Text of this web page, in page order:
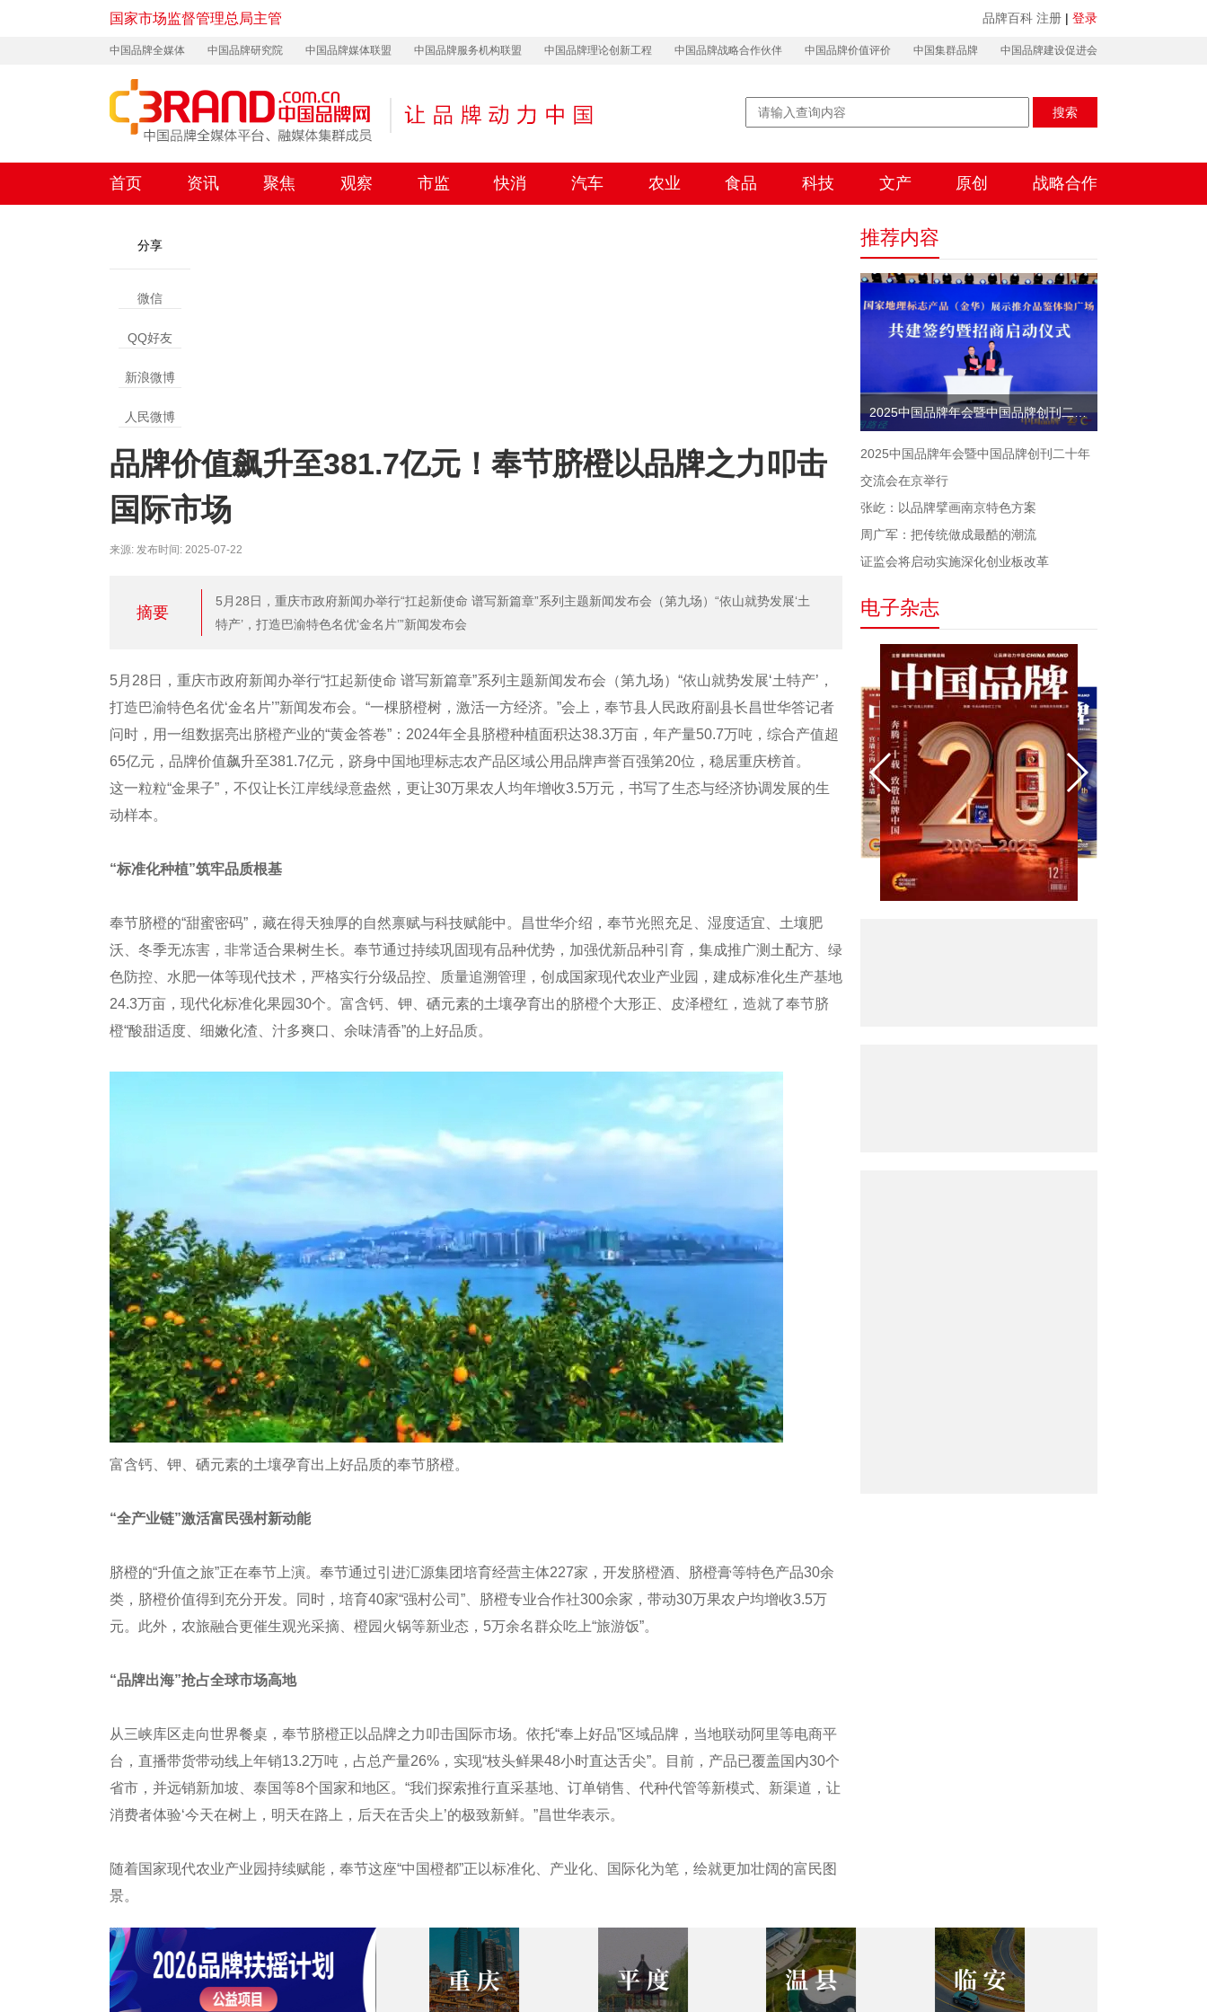
国家市场监督管理总局主管 品牌百科 注册 | 登录
中国品牌全媒体 中国品牌研究院 中国品牌媒体联盟 中国品牌服务机构联盟 中国品牌理论创新工程 中国品牌战略合作伙伴 中国品牌价值评价 中国集群品牌 中国品牌建设促进会
搜索
首页 资讯 聚焦 观察 市监 快消 汽车 农业 食品 科技 文产 原创 战略合作
分享
微信
QQ好友
新浪微博
人民微博
品牌价值飙升至381.7亿元！奉节脐橙以品牌之力叩击
国际市场
来源: 发布时间: 2025-07-22
摘要
5月28日，重庆市政府新闻办举行“扛起新使命 谱写新篇章”系列主题新闻发布会（第九场）“依山就势发展‘土
特产’，打造巴渝特色名优‘金名片’”新闻发布会
5月28日，重庆市政府新闻办举行“扛起新使命 谱写新篇章”系列主题新闻发布会（第九场）“依山就势发展‘土特产’，
打造巴渝特色名优‘金名片’”新闻发布会。“一棵脐橙树，激活一方经济。”会上，奉节县人民政府副县长昌世华答记者
问时，用一组数据亮出脐橙产业的“黄金答卷”：2024年全县脐橙种植面积达38.3万亩，年产量50.7万吨，综合产值超
65亿元，品牌价值飙升至381.7亿元，跻身中国地理标志农产品区域公用品牌声誉百强第20位，稳居重庆榜首。
这一粒粒“金果子”，不仅让长江岸线绿意盎然，更让30万果农人均年增收3.5万元，书写了生态与经济协调发展的生
动样本。
“标准化种植”筑牢品质根基
奉节脐橙的“甜蜜密码”，藏在得天独厚的自然禀赋与科技赋能中。昌世华介绍，奉节光照充足、湿度适宜、土壤肥
沃、冬季无冻害，非常适合果树生长。奉节通过持续巩固现有品种优势，加强优新品种引育，集成推广测土配方、绿
色防控、水肥一体等现代技术，严格实行分级品控、质量追溯管理，创成国家现代农业产业园，建成标准化生产基地
24.3万亩，现代化标准化果园30个。富含钙、钾、硒元素的土壤孕育出的脐橙个大形正、皮泽橙红，造就了奉节脐
橙“酸甜适度、细嫩化渣、汁多爽口、余味清香”的上好品质。
富含钙、钾、硒元素的土壤孕育出上好品质的奉节脐橙。
“全产业链”激活富民强村新动能
脐橙的“升值之旅”正在奉节上演。奉节通过引进汇源集团培育经营主体227家，开发脐橙酒、脐橙膏等特色产品30余
类，脐橙价值得到充分开发。同时，培育40家“强村公司”、脐橙专业合作社300余家，带动30万果农户均增收3.5万
元。此外，农旅融合更催生观光采摘、橙园火锅等新业态，5万余名群众吃上“旅游饭”。
“品牌出海”抢占全球市场高地
从三峡库区走向世界餐桌，奉节脐橙正以品牌之力叩击国际市场。依托“奉上好品”区域品牌，当地联动阿里等电商平
台，直播带货带动线上年销13.2万吨，占总产量26%，实现“枝头鲜果48小时直达舌尖”。目前，产品已覆盖国内30个
省市，并远销新加坡、泰国等8个国家和地区。“我们探索推行直采基地、订单销售、代种代管等新模式、新渠道，让
消费者体验‘今天在树上，明天在路上，后天在舌尖上’的极致新鲜。”昌世华表示。
随着国家现代农业产业园持续赋能，奉节这座“中国橙都”正以标准化、产业化、国际化为笔，绘就更加壮阔的富民图
景。
推荐内容
2025中国品牌年会暨中国品牌创刊二十年交流会在京举行
2025中国品牌年会暨中国品牌创刊二十年
交流会在京举行
张屹：以品牌擘画南京特色方案
周广军：把传统做成最酷的潮流
证监会将启动实施深化创业板改革
电子杂志